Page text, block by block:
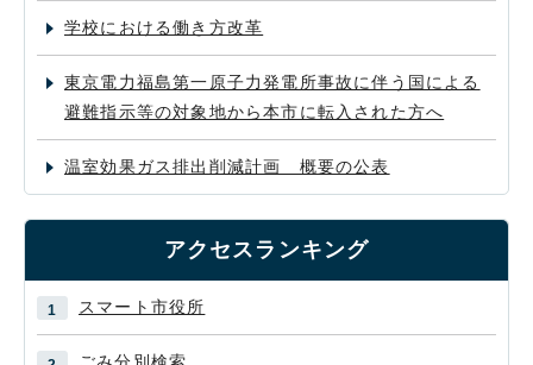
学校における働き方改革
東京電力福島第一原子力発電所事故に伴う国による
避難指示等の対象地から本市に転入された方へ
温室効果ガス排出削減計画 概要の公表
アクセスランキング
スマート市役所